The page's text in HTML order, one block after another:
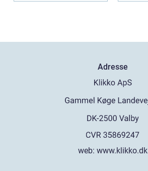
Adresse
web: www.klikko.dk